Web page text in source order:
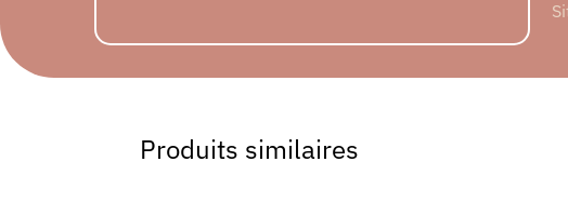
Produits similaires